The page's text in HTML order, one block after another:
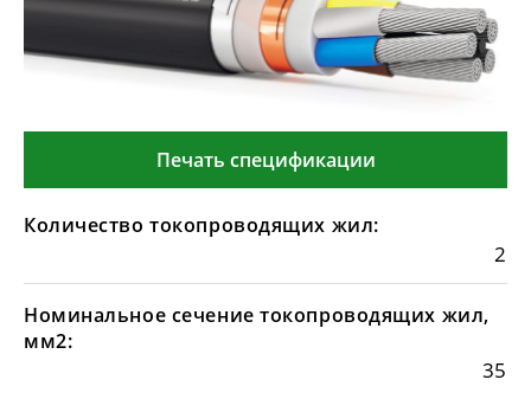
Печать спецификации
Количество токопроводящих жил:
2
Номинальное сечение токопроводящих жил,
мм2:
35